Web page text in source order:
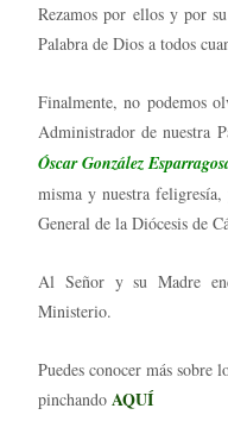
Rezamos por ellos y por
Palabra de Dios a todos
Finalmente, no podemos
Administrador de nuestra
Óscar González
misma y nuestra
General de la Diócesis de
Al Señor y su Madre
Ministerio.
Puedes conocer más sobre
pinchando AQUÍ